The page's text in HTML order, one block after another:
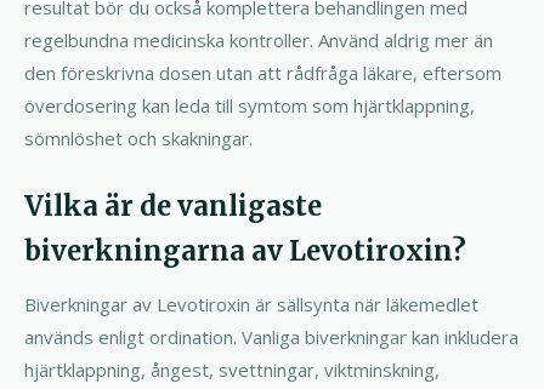
resultat bör du också komplettera behandlingen med
regelbundna medicinska kontroller. Använd aldrig mer än
den föreskrivna dosen utan att rådfråga läkare, eftersom
överdosering kan leda till symtom som hjärtklappning,
sömnlöshet och skakningar.
Vilka är de vanligaste
biverkningarna av Levotiroxin?
Biverkningar av Levotiroxin är sällsynta när läkemedlet
används enligt ordination. Vanliga biverkningar kan inkludera
hjärtklappning, ångest, svettningar, viktminskning,